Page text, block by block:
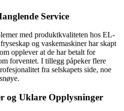
Service
med produktkvaliteten hos EL-
og vaskemaskiner har skapt
opplever at de har betalt for
forventet. I tillegg påpeker flere
fra selskapets side, noe
og Uklare Opplysninger